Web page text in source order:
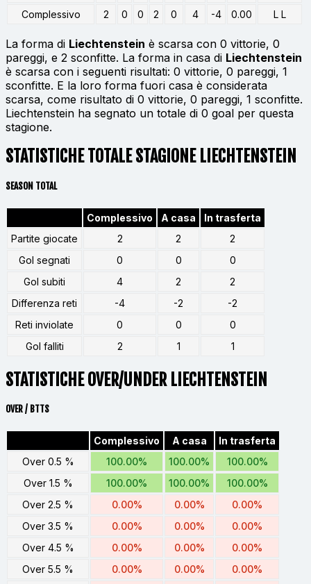
Complessivo
2 0 0 2 0 4 -4 0.00 L L
La forma di Liechtenstein è scarsa con 0 vittorie, 0
pareggi, e 2 sconfitte. La forma in casa di Liechtenstein
è scarsa con i seguenti risultati: 0 vittorie, 0 pareggi, 1
sconfitte. E la loro forma fuori casa è considerata
scarsa, come risultato di 0 vittorie, 0 pareggi, 1 sconfitte.
Liechtenstein ha segnato un totale di 0 goal per questa
stagione.
STATISTICHE TOTALE STAGIONE LIECHTENSTEIN
SEASON TOTAL
Complessivo A casa
In trasferta
Partite giocate
2 2
2
Gol segnati
0 0
0
Gol subiti
4 2
2
Differenza reti
-4 -2
-2
Reti inviolate
0 0
0
Gol falliti
2 1 1
STATISTICHE OVER/UNDER LIECHTENSTEIN
OVER / BTTS
Complessivo A casa
In trasferta
Over 0.5 %
100.00% 100.00%
100.00%
Over 1.5 %
100.00% 100.00%
100.00%
Over 2.5 %
0.00% 0.00%
0.00%
Over 3.5 %
0.00% 0.00%
0.00%
Over 4.5 %
0.00% 0.00%
0.00%
Over 5.5 %
0.00% 0.00% 0.00%